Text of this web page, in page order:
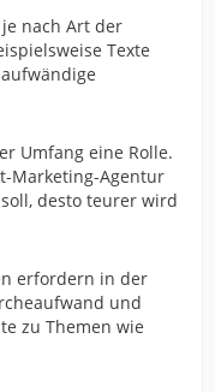
nach Art der
Texte
Umfang eine Rolle.
Marketing-Agentur
desto teurer wird
erfordern in der
und
zu Themen wie